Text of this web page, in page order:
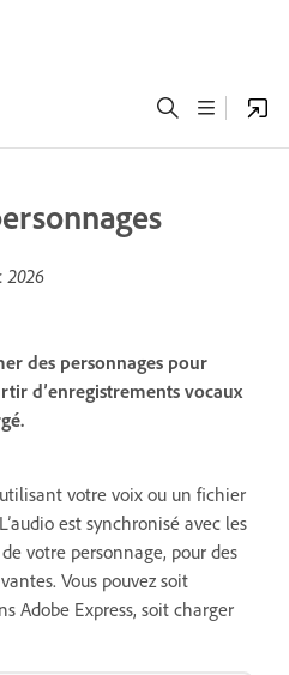
2026
des personnages pour
d’enregistrements vocaux
votre voix ou un fichier
est synchronisé avec les
votre personnage, pour des
Vous pouvez soit
Adobe Express, soit charger